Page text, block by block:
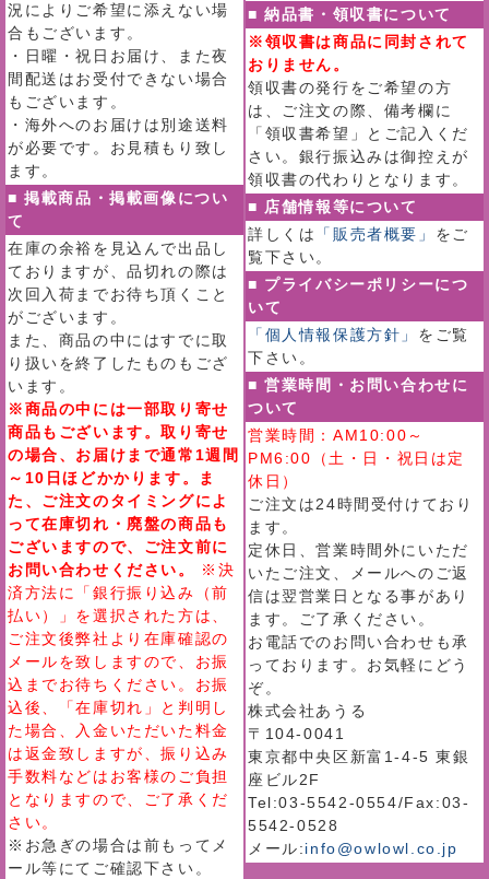
況によりご希望に添えない場
合もございます。
・日曜・祝日お届け、また夜
間配送はお受付できない場合
もございます。
・海外へのお届けは別途送料
が必要です。お見積もり致し
ます。
■ 掲載商品・掲載画像につい
て
在庫の余裕を見込んで出品し
ておりますが、品切れの際は
次回入荷までお待ち頂くこと
がございます。
また、商品の中にはすでに取
り扱いを終了したものもござ
います。
※商品の中には一部取り寄せ
商品もございます。取り寄せ
の場合、お届けまで通常1週間
～10日ほどかかります。ま
た、ご注文のタイミングによ
って在庫切れ・廃盤の商品も
ございますので、ご注文前に
お問い合わせください。
※決
済方法に「銀行振り込み（前
払い）」を選択された方は、
ご注文後弊社より在庫確認の
メールを致しますので、お振
込までお待ちください。お振
込後、「在庫切れ」と判明し
た場合、入金いただいた料金
は返金致しますが、振り込み
手数料などはお客様のご負担
となりますので、ご了承くだ
さい。
※お急ぎの場合は前もってメ
ール等にてご確認下さい。
■ 納品書・領収書について
※領収書は商品に同封されて
おりません。
領収書の発行をご希望の方
は、ご注文の際、備考欄に
「領収書希望」とご記入くだ
さい。銀行振込みは御控えが
領収書の代わりとなります。
■ 店舗情報等について
詳しくは
「販売者概要」 をご
覧下さい。
■ プライバシーポリシーにつ
いて
「個人情報保護方針」 をご覧
下さい。
■ 営業時間・お問い合わせに
ついて
営業時間：AM10:00～
PM6:00（土・日・祝日は定
休日）
ご注文は24時間受付けており
ます。
定休日、営業時間外にいただ
いたご注文、メールへのご返
信は翌営業日となる事があり
ます。ご了承ください。
お電話でのお問い合わせも承
っております。お気軽にどう
ぞ。
株式会社あうる
〒104-0041
東京都中央区新富1-4-5 東銀
座ビル2F
Tel:03-5542-0554/Fax:03-
5542-0528
メール:info@owlowl.co.jp